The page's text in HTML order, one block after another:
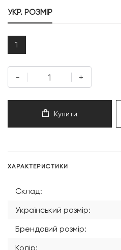
УКР. РОЗМІР
1
- +
Купити
ХАРАКТЕРИСТИКИ
Склад:
Український розмір:
Брендовий розмір:
Колір: